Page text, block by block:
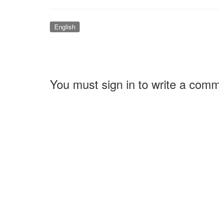
English
You must sign in to write a